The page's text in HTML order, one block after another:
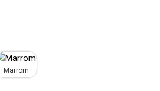
Marrom